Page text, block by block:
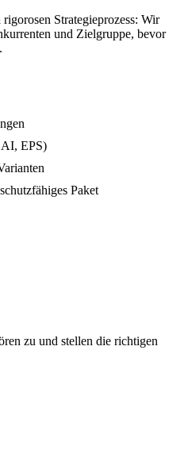
Strategieprozess: Wir
und Zielgruppe, bevor
EPS)
Paket
zu und stellen die richtigen